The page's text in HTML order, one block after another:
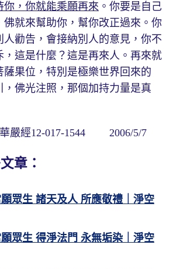
你，你就能乘願再來 。你要是自己
佛就來幫助你，幫你改正過來。你
人勸告，會接納別人的意見，你不
，這是什麼？這是再來人。再來就
薩果位，特別是極樂世界回來的
，佛光注照，那個加持力量是真
華嚴經12-017-1544 2006/5/7
章：
願眾生 諸天及人 所應敬禮｜淨空
願眾生 得淨法門 永無垢染｜淨空